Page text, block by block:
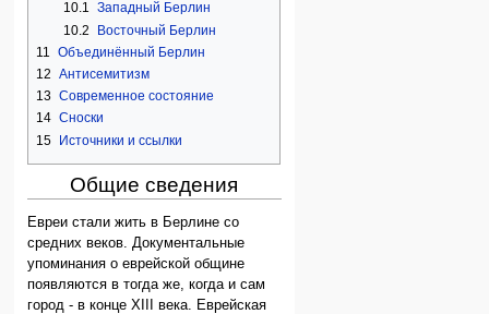
10.1 Западный Берлин
10.2
Восточный Берлин
11 Объединённый Берлин
12 Антисемитизм
13 Современное состояние
14 Сноски
15 Источники и ссылки
Общие сведения
Евреи стали жить в Берлине со
средних веков. Документальные
упоминания о еврейской общине
появляются в тогда же, когда и сам
город - в конце XIII века. Еврейская